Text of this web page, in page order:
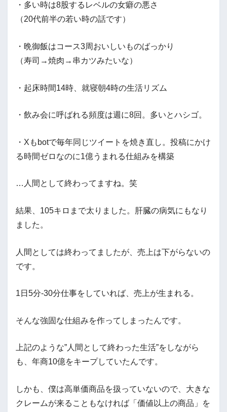
・多い時は8股するレベルの女癖の悪さ
（20代前半の若い時の話です）
・晩御飯はコース3周おいしいものばっかり
（寿司→焼肉→串カツみたいな）
・起床時間14時、就寝朝4時の生活リズム
・飲み会に呼ばれる頻度は週に8回。多いとハシゴ。
・Xもbotで毎年同じツイートを焼き直し。投稿にかけ
る時間ゼロなのに1億うまれる仕組みを構築
…人間として終わってますね。笑
結果、105キロまで太りました。肝臓の病気にもなり
ました。
人間としては終わってましたが、売上は下がらないの
です。
1日5分-30分仕事をしていれば、売上が生まれる。
そんな強固な仕組みを作ってしまったんです。
上記のような”人間として終わった生活”をしながら
も、年商10億をキープしていたんです。
しかも、僕は高単価商品を扱っていないので、大きな
クレームが来ることもなければ「価値以上の商品」を